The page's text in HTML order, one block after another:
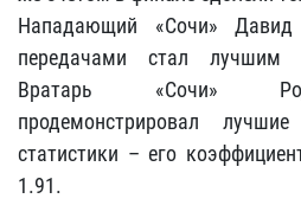
Нападающий «Сочи»
передачами стал лучшим
Вратарь «Сочи»
продемонстрировал
статистики – его
1.91.